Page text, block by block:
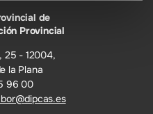
de
Provincial
25 - 12004,
la Plana
96 00